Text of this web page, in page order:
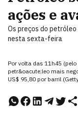
ações e
Os preços do
nesta sexta-feira
Por volta das 11h45
petr&oacute;leo mais
US$ 95,80 por barril